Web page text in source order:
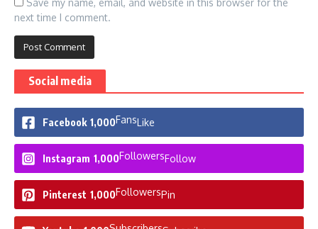
Save my name, email, and website in this browser for the
next time I comment.
Social media
Facebook 1,000FansLike
Instagram 1,000FollowersFollow
Pinterest 1,000FollowersPin